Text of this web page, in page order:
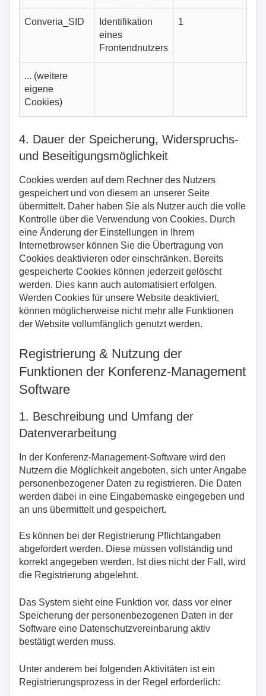
Converia_SID
Identifikation
eines
Frontendnutzers
1
... (weitere
eigene
Cookies)
4. Dauer der Speicherung, Widerspruchs-
und Beseitigungsmöglichkeit
Cookies werden auf dem Rechner des Nutzers
gespeichert und von diesem an unserer Seite
übermittelt. Daher haben Sie als Nutzer auch die volle
Kontrolle über die Verwendung von Cookies. Durch
eine Änderung der Einstellungen in Ihrem
Internetbrowser können Sie die Übertragung von
Cookies deaktivieren oder einschränken. Bereits
gespeicherte Cookies können jederzeit gelöscht
werden. Dies kann auch automatisiert erfolgen.
Werden Cookies für unsere Website deaktiviert,
können möglicherweise nicht mehr alle Funktionen
der Website vollumfänglich genutzt werden.
Registrierung & Nutzung der
Funktionen der Konferenz-Management
Software
1. Beschreibung und Umfang der
Datenverarbeitung
In der Konferenz-Management-Software wird den
Nutzern die Möglichkeit angeboten, sich unter Angabe
personenbezogener Daten zu registrieren. Die Daten
werden dabei in eine Eingabemaske eingegeben und
an uns übermittelt und gespeichert.
Es können bei der Registrierung Pflichtangaben
abgefordert werden. Diese müssen vollständig und
korrekt angegeben werden. Ist dies nicht der Fall, wird
die Registrierung abgelehnt.
Das System sieht eine Funktion vor, dass vor einer
Speicherung der personenbezogenen Daten in der
Software eine Datenschutzvereinbarung aktiv
bestätigt werden muss.
Unter anderem bei folgenden Aktivitäten ist ein
Registrierungsprozess in der Regel erforderlich: